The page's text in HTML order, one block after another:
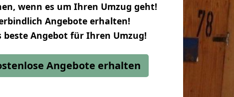
wenn es um Ihren Umzug geht!
Angebote erhalten!
beste Angebot für Ihren Umzug!
Angebote erhalten